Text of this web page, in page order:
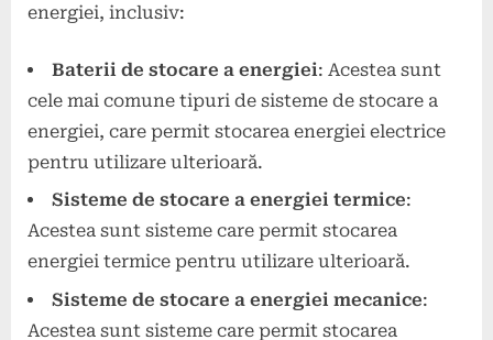
energiei, inclusiv:
Baterii de stocare a energiei: Acestea sunt
cele mai comune tipuri de sisteme de stocare a
energiei, care permit stocarea energiei electrice
pentru utilizare ulterioară.
Sisteme de stocare a energiei termice:
Acestea sunt sisteme care permit stocarea
energiei termice pentru utilizare ulterioară.
Sisteme de stocare a energiei mecanice:
Acestea sunt sisteme care permit stocarea